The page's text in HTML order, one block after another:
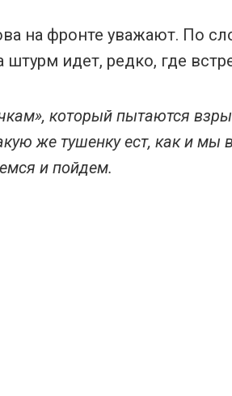
на фронте уважают. По
штурм идет, редко, где
который пытаются
же тушенку ест, как и мы
и пойдем.